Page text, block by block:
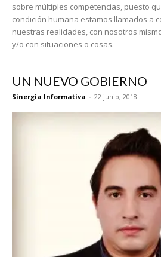
sobre múltiples competencias, puesto
condición humana estamos llamados a
nuestras realidades, con nosotros
y/o con situaciones o cosas.
UN NUEVO GOBIERNO
Sinergia Informativa - 22 junio, 2018